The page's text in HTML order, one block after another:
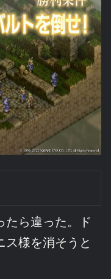
たら違った。ド
様を消そうと